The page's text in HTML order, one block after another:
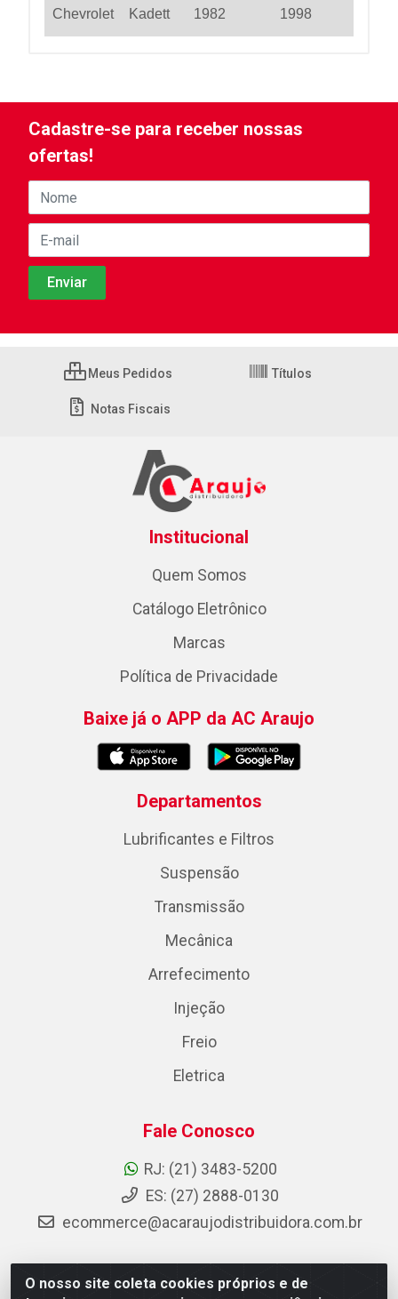
Chevrolet Kadett 1982 1998
O nosso site coleta cookies próprios e de
Cadastre-se para receber nossas
ofertas!
Meus Pedidos Títulos
Notas Fiscais
Institucional
Quem Somos
Catálogo Eletrônico
Marcas
Política de Privacidade
Baixe já o APP da AC Araujo
Departamentos
Lubrificantes e Filtros
Suspensão
Transmissão
Mecânica
Arrefecimento
Injeção
Freio
Eletrica
Fale Conosco
RJ: (21) 3483-5200
ES: (27) 2888-0130
ecommerce@acaraujodistribuidora.com.br
AC Araujo Distribuidora - Rua Carneiro de Campos, 42 -